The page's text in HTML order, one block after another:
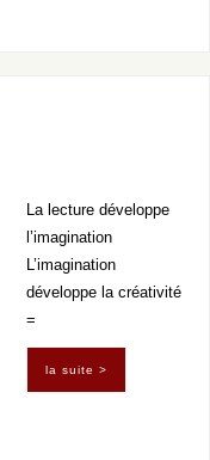
La lecture développe
l’imagination
L’imagination
développe la créativité
=
la suite >